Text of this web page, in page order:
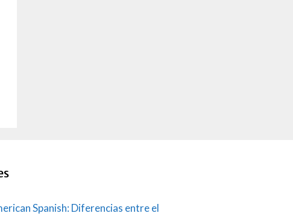
Spanish: Diferencias entre el